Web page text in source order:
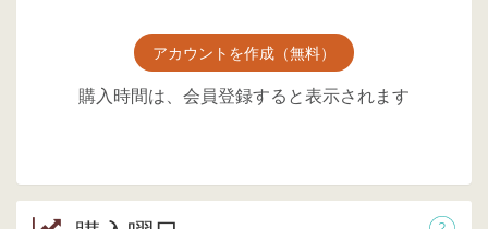
アカウントを作成（無料）
購入時間は、会員登録すると表示されます